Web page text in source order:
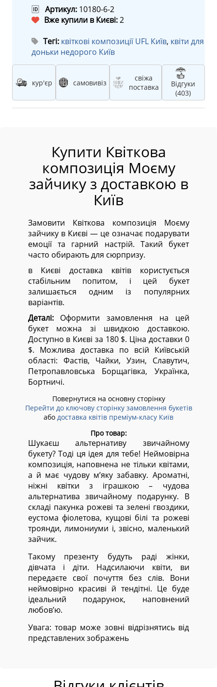
🆔 Артикул: 10180-6-2
Вже купили в Києві:2
Тегі: квіткові композиції UFL Київ, квіти для
доньки недорого Київ
кур'єр самовивіз
свіжа
поставка
Відгуки
(403)
Купити Квіткова
композиція Моєму
зайчику з доставкою в
Київ
Замовити Квіткова композиція Моєму
зайчику в Києві — це означає подарувати
емоції та гарний настрій. Такий букет
часто обирають для сюрпризу.
в Києві доставка квітів користується
стабільним попитом, і цей букет
залишається одним із популярних
варіантів.
Деталі:Оформити замовлення на цей
букет можна зі швидкою доставкою.
Доступно в Києві за 180 $. Ціна доставки 0
$. Можлива доставка по всій Київській
області: Фастів, Чайки, Узин, Славутич,
Петропавловська Борщагівка, Українка,
Бортничі.
Повернутися на основну сторінку
Перейти до ключову сторінку замовлення букетів
або доставка квітів преміум-класу Київ
Про товар:
Шукаєш альтернативу звичайному
букету? Тоді ця ідея для тебе! Неймовірна
композиція, наповнена не тільки квітами,
а й має чудову м’яку забавку. Ароматні,
ніжні квітки з іграшкою – чудова
альтернатива звичайному подарунку. В
складі пакунка рожеві та зелені гвоздики,
еустома фіолетова, кущові білі та рожеві
троянди, лимониуми і, звісно, маленький
зайчик.
Такому презенту будуть раді жінки,
дівчата і діти. Надсилаючи квіти, ви
передаєте свої почуття без слів. Вони
неймовірно красиві й тендітні. Це буде
ідеальний подарунок, наповнений
любов’ю.
Увага: товар може зовні відрізнятись від
представлених зображень